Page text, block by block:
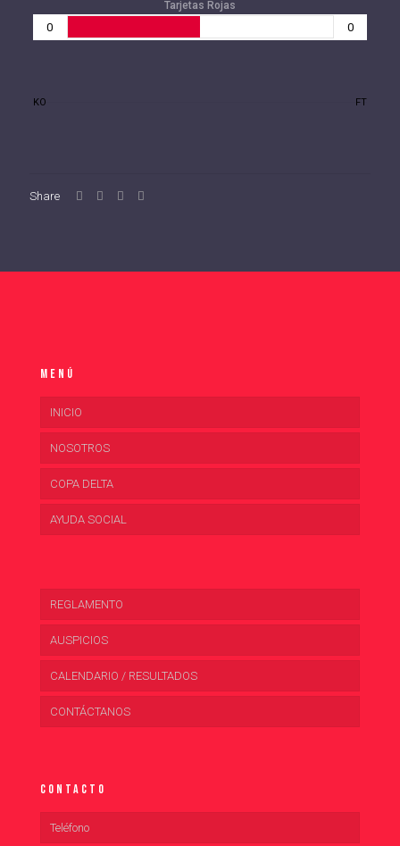
Tarjetas Rojas
0 0
KO FT
Share
Menú
INICIO
NOSOTROS
COPA DELTA
AYUDA SOCIAL
REGLAMENTO
AUSPICIOS
CALENDARIO / RESULTADOS
CONTÁCTANOS
Contacto
Teléfono